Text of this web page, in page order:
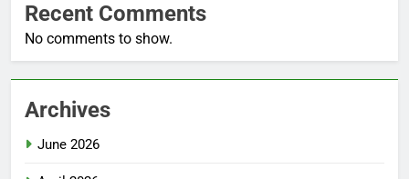
Recent Comments
No comments to show.
Archives
June 2026